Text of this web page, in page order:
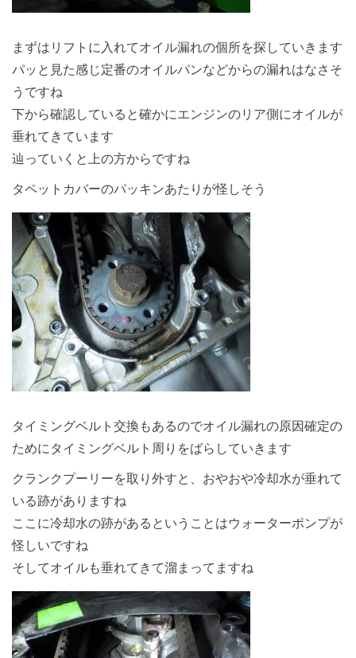
まずはリフトに入れてオイル漏れの個所を探していきます
パッと見た感じ定番のオイルパンなどからの漏れはなさそ
うですね
下から確認していると確かにエンジンのリア側にオイルが
垂れてきています
辿っていくと上の方からですね
タペットカバーのパッキンあたりが怪しそう
タイミングベルト交換もあるのでオイル漏れの原因確定の
ためにタイミングベルト周りをばらしていきます
クランクプーリーを取り外すと、おやおや冷却水が垂れて
いる跡がありますね
ここに冷却水の跡があるということはウォーターポンプが
怪しいですね
そしてオイルも垂れてきて溜まってますね